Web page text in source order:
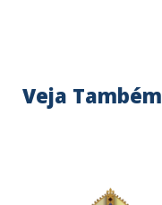
Veja Também